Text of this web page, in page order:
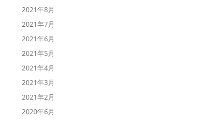
2021年8月
2021年7月
2021年6月
2021年5月
2021年4月
2021年3月
2021年2月
2020年6月